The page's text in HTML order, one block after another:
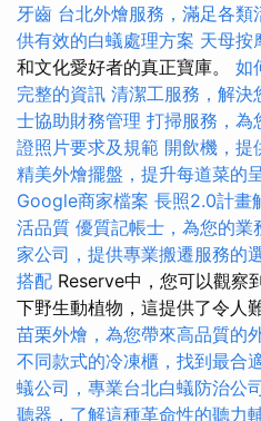
牙齒 台北外燴服務，滿足各類
供有效的白蟻處理方案 天母按
和文化愛好者的真正寶庫。 如
完整的資訊 清潔工服務，解決
士協助財務管理 打掃服務，為
證照片要求及規範 開飲機，提
精美外燴擺盤，提升每道菜的
Google商家檔案 長照2.0計畫
活品質 優質記帳士，為您的業
家公司，提供專業搬遷服務的
搭配 Reserve中，您可以觀察
下野生動植物，這提供了令人
苗栗外燴，為您帶來高品質的
不同款式的冷凍櫃，找到最合
蟻公司，專業台北白蟻防治公
聽器，了解這種革命性的聽力